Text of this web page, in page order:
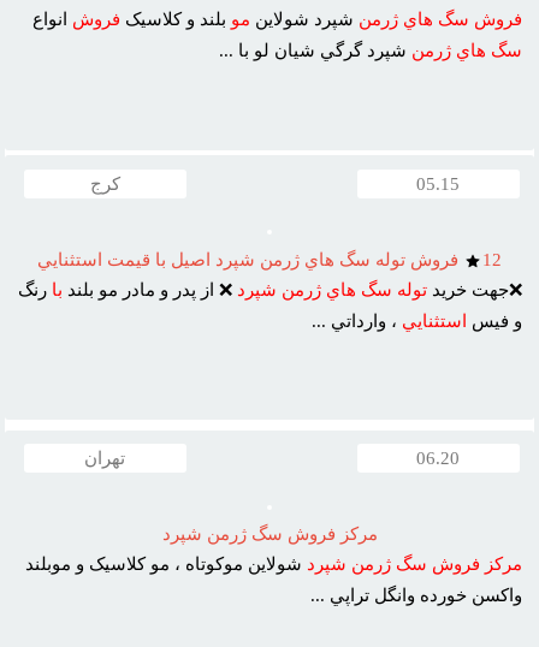
فروش سگ هاي ژرمن شپرد شولاين مو بلند و کلاسيک فروش انواع
سگ هاي ژرمن شپرد گرگي شيان لو با ...
05.15 کرج
12
فروش توله سگ هاي ژرمن شپرد اصيل با قيمت استثنايي
❌جهت خريدتوله سگ هاي ژرمن شپرد ❌ از پدر و مادر مو بلند با رنگ
و فيس
استثنايي ، وارداتي ...
06.20 تهران
مرکز فروش سگ ژرمن شپرد
مرکز فروش سگ ژرمن شپرد شولاين موکوتاه ، مو کلاسيک و موبلند
واکسن خورده وانگل تراپي ...